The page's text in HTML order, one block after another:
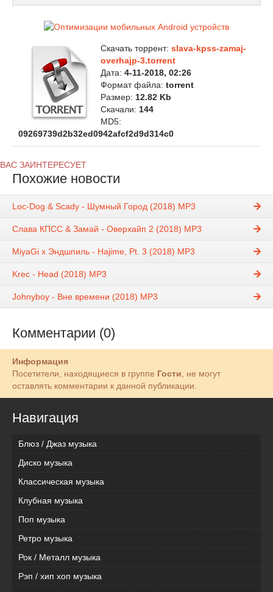
Скачать торрент: slava-kpss-zamaj-
overhajp-3.torrent
Дата: 4-11-2018, 02:26
Формат файла: torrent
Размер: 12.82 Kb
Скачали: 144
MD5:
09269739d2b32ed0942afcf2d9d314c0
ВАС ЗАИНТЕРЕСУЕТ
Похожие новости
Loc-Dog & Scady - Шумный Город (2018) MP3
Слава КПСС & Замай - Оверхайп 2 (2018) MP3
MiyaGi x Эндшпиль - Hajime, Pt. 3 (2018) MP3
Krec - Head (2018) MP3
Johnyboy - Вне времени (2018) MP3
Комментарии (0)
Информация
Посетители, находящиеся в группе Гости, не могут
оставлять комментарии к данной публикации.
Навигация
Блюз / Джаз музыка
Диско музыка
Классическая музыка
Клубная музыка
Поп музыка
Ретро музыка
Рок / Металл музыка
Рэп / хип хоп музыка